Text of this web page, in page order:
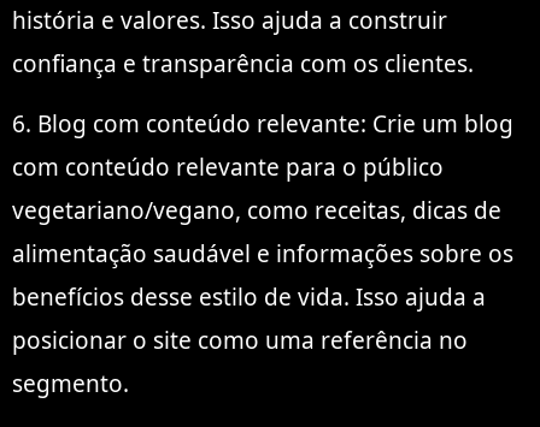
história e valores. Isso ajuda a construir
confiança e transparência com os clientes.
6. Blog com conteúdo relevante: Crie um blog
com conteúdo relevante para o público
vegetariano/vegano, como receitas, dicas de
alimentação saudável e informações sobre os
benefícios desse estilo de vida. Isso ajuda a
posicionar o site como uma referência no
segmento.